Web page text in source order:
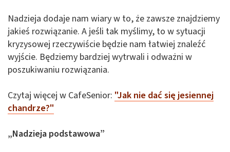
Nadzieja dodaje nam wiary w to, że zawsze znajdziemy
jakieś rozwiązanie. A jeśli tak myślimy, to w sytuacji
kryzysowej rzeczywiście będzie nam łatwiej znaleźć
wyjście. Będziemy bardziej wytrwali i odważni w
poszukiwaniu rozwiązania.
Czytaj więcej w CafeSenior: "Jak nie dać się jesiennej
chandrze?"
„Nadzieja podstawowa”